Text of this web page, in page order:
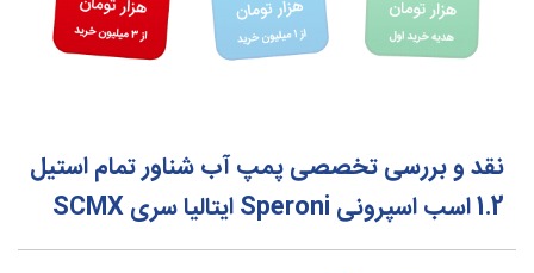
نقد و بررسی تخصصی پمپ آب شناور تمام استیل
1.2 اسب اسپرونی Speroni ایتالیا سری SCMX